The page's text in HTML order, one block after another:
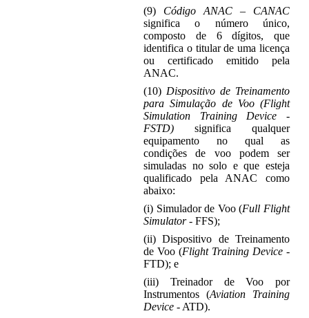
(9) Código ANAC – CANAC
significa o número único,
composto de 6 dígitos, que
identifica o titular de uma licença
ou certificado emitido pela
ANAC.
(10) Dispositivo de Treinamento
para Simulação de Voo (Flight
Simulation Training Device -
FSTD) significa qualquer
equipamento no qual as
condições de voo podem ser
simuladas no solo e que esteja
qualificado pela ANAC como
abaixo:
(i) Simulador de Voo (Full Flight
Simulator- FFS);
(ii) Dispositivo de Treinamento
de Voo (Flight Training Device -
FTD); e
(iii) Treinador de Voo por
Instrumentos (Aviation Training
Device - ATD).